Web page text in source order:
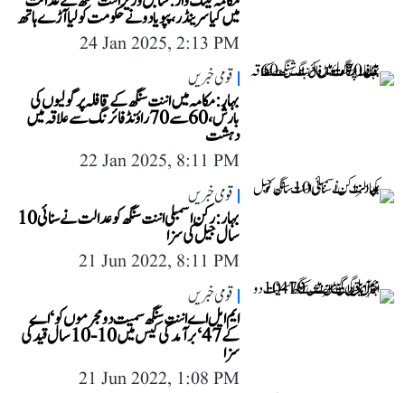
میں کیا سرینڈر، پپو یادو نے حکومت کو لیا آڑے ہاتھ
24 Jan 2025, 2:13 PM
قومی خبریں
بہار: مکامہ میں اننت سنگھ کے قافلہ پر گولیوں کی
بارش، 60 سے 70 راؤنڈ فائرنگ سے علاقہ میں
دہشت
22 Jan 2025, 8:11 PM
قومی خبریں
بہار: رکن اسمبلی اننت سنگھ کو عدالت نے سنائی 10
سال جیل کی سزا
21 Jun 2022, 8:11 PM
قومی خبریں
ایم ایل اے اننت سنگھ سمیت دو مجرموں کو ‘اے
کے 47‘ برآمدگی کیس میں 10-10 سال قید کی
سزا
21 Jun 2022, 1:08 PM